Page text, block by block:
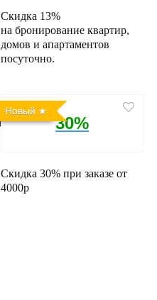
Скидка 13%
на бронирование квартир,
домов и апартаментов
посуточно.
Новый
30%
Скидка 30% при заказе от
4000р